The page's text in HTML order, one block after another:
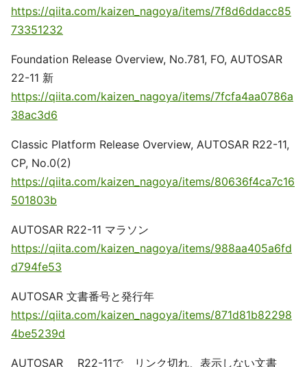
https://qiita.com/kaizen_nagoya/items/7f8d6ddacc85
73351232
Foundation Release Overview, No.781, FO, AUTOSAR
22-11 新
https://qiita.com/kaizen_nagoya/items/7fcfa4aa0786a
38ac3d6
Classic Platform Release Overview, AUTOSAR R22-11,
CP, No.0(2)
https://qiita.com/kaizen_nagoya/items/80636f4ca7c16
501803b
AUTOSAR R22-11 マラソン
https://qiita.com/kaizen_nagoya/items/988aa405a6fd
d794fe53
AUTOSAR 文書番号と発行年
https://qiita.com/kaizen_nagoya/items/871d81b82298
4be5239d
AUTOSAR R22-11で リンク切れ、表示しない文書